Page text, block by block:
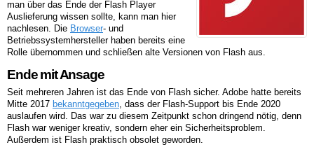
man über das Ende der Flash Player
Auslieferung wissen sollte, kann man hier
nachlesen. Die Browser- und
Betriebssystemhersteller haben bereits eine
Rolle übernommen und schließen alte Versionen von Flash aus.
Ende mit Ansage
Seit mehreren Jahren ist das Ende von Flash sicher. Adobe hatte bereits
Mitte 2017 bekanntgegeben , dass der Flash-Support bis Ende 2020
auslaufen wird. Das war zu diesem Zeitpunkt schon dringend nötig, denn
Flash war weniger kreativ, sondern eher ein Sicherheitsproblem.
Außerdem ist Flash praktisch obsolet geworden.